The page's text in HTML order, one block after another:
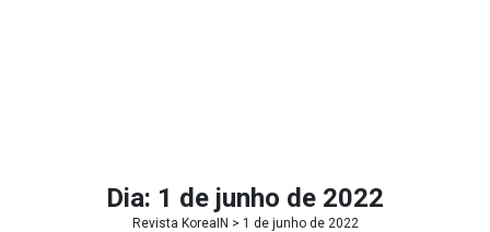
Dia: 1 de junho de 2022
Revista KoreaIN > 1 de junho de 2022